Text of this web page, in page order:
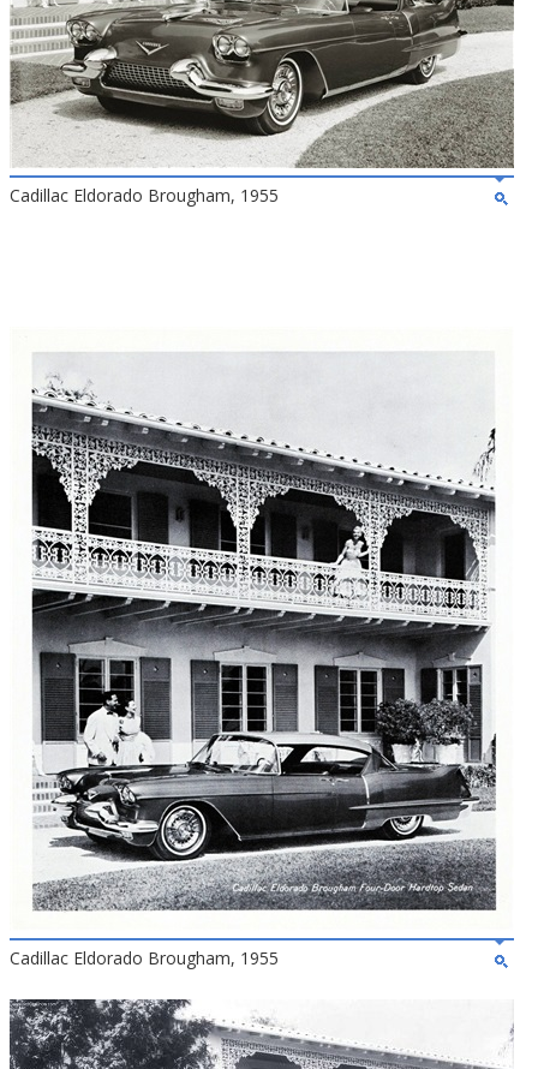
Cadillac Eldorado Brougham, 1955
Cadillac Eldorado Brougham, 1955